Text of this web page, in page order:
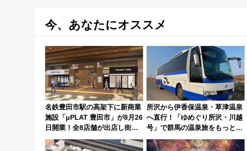
今、あなたにオススメ
名鉄豊田市駅の高架下に新商業
施設「μPLAT 豊田市」が8月26
日開業！全8店舗が出店し街の
新たな玄関口へ
所沢から伊香保温泉・草津温泉
へ直行！「ゆめぐり所沢・川越
号」で群馬の温泉旅をもっと気
軽に 運行ダイヤ・運賃を解説